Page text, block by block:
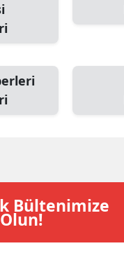
Bültenimize